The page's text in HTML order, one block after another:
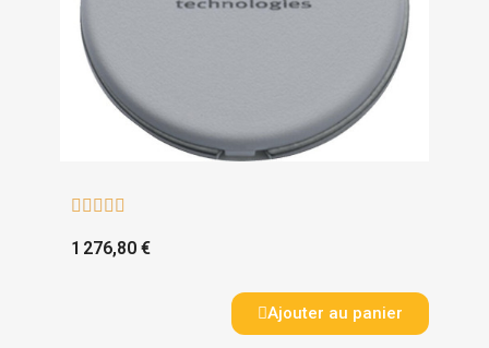
    
1 276,80 €
Ajouter au panier